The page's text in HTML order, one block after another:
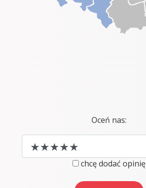
Oceń nas:
chcę dodać opinię